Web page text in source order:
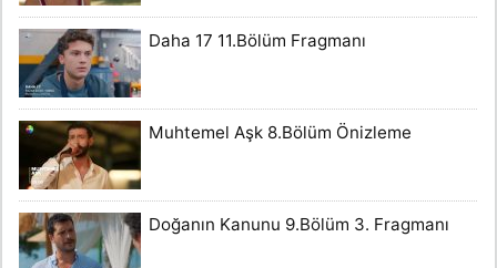
Daha 17 11.Bölüm Fragmanı
Muhtemel Aşk 8.Bölüm Önizleme
Doğanın Kanunu 9.Bölüm 3. Fragmanı